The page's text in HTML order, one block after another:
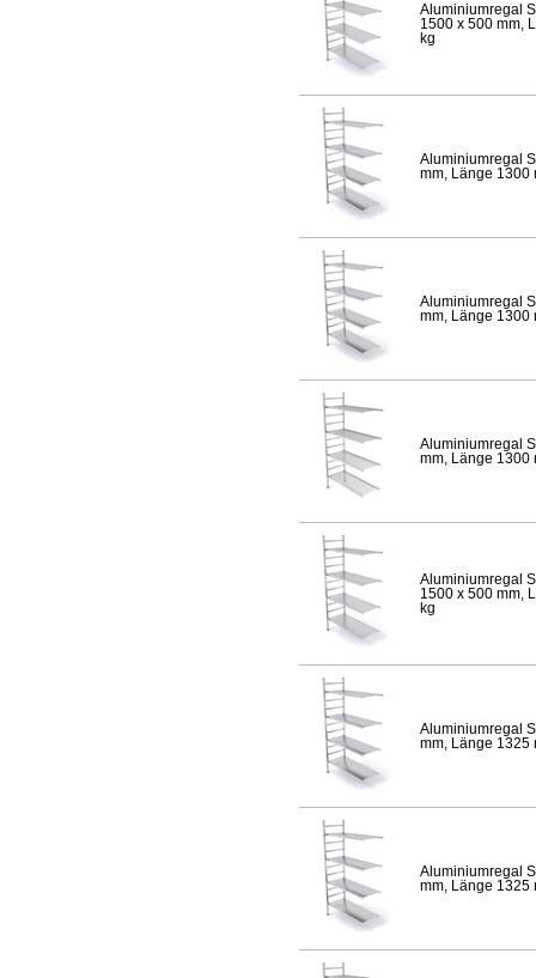
Aluminiumregal
1500 x 500 mm,
kg
Aluminiumregal
mm, Länge 1300
Aluminiumregal
mm, Länge 1300
Aluminiumregal
mm, Länge 1300
Aluminiumregal
1500 x 500 mm,
kg
Aluminiumregal
mm, Länge 1325
Aluminiumregal
mm, Länge 1325